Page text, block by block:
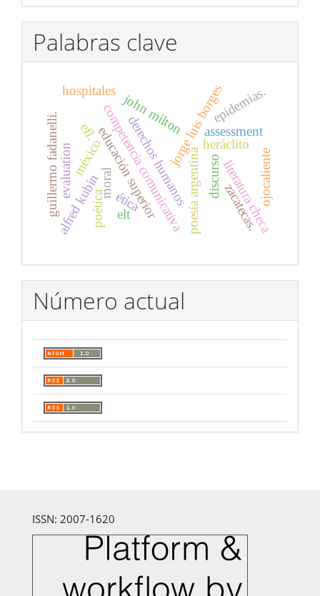
Palabras clave
discurso
competencia comunicativa
educación superiorjorge luis borgesheráclito
john milton
poesía argentina
derechos humanos
ética
moral
méxico
alfred kubin literatura checa
assessment
evaluation
elt
efl.
ojocaliente
zacatecas.
hospitales epidemias.
poética
guillermo fadanelli.
Número actual
ISSN: 2007-1620